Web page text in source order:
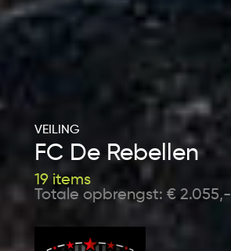
VEILING
FC De Rebellen
19 items
Totale opbrengst: € 2.055,-